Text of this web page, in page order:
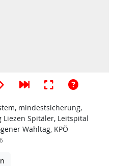
mindestsicherung,
Liezen Spitäler, Leitspital
Wahltag, KPÖ